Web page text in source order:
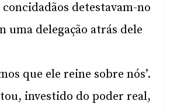
concidadãos detestavam-no
uma delegação atrás dele
que ele reine sobre nós’.
investido do poder real,